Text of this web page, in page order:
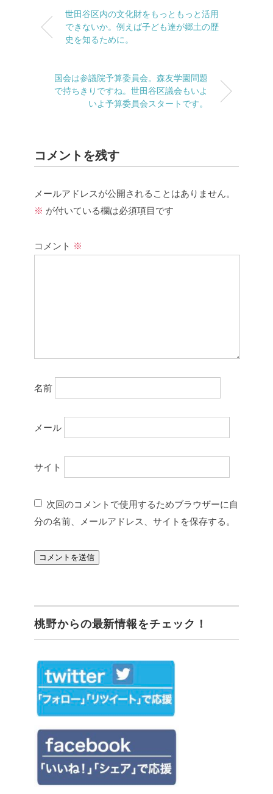
世田谷区内の文化財をもっともっと活用
できないか。例えば子ども達が郷土の歴
史を知るために。
国会は参議院予算委員会。森友学園問題
で持ちきりですね。世田谷区議会もいよ
いよ予算委員会スタートです。
コメントを残す
メールアドレスが公開されることはありません。
※ が付いている欄は必須項目です
コメント ※
名前
メール
サイト
次回のコメントで使用するためブラウザーに自
分の名前、メールアドレス、サイトを保存する。
桃野からの最新情報をチェック！